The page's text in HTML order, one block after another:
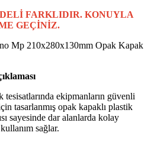
FARKLIDIR. KONUYLA
GEÇİNİZ.
Mp 210x280x130mm Opak Kapak
ekipmanların güvenli
tasarlanmış opak kapaklı plastik
sayesinde dar alanlarda kolay
sağlar.